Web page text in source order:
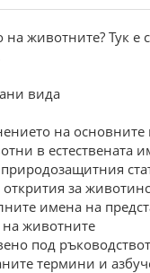
на животните? Тук
вида
на
в естествената
за
имена на
животните
под
термини и